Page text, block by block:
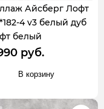
Айсберг Лофт
4 v3 белый дуб
белый
руб.
В корзину